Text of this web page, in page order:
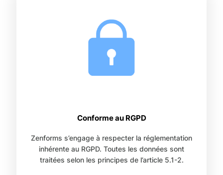
Conforme au RGPD
Zenforms s’engage à respecter la réglementation
inhérente au RGPD. Toutes les données sont
traitées selon les principes de l’article 5.1-2.